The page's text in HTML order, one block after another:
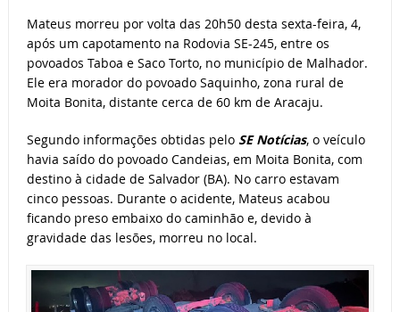
Mateus morreu por volta das 20h50 desta sexta-feira, 4,
após um capotamento na Rodovia SE-245, entre os
povoados Taboa e Saco Torto, no município de Malhador.
Ele era morador do povoado Saquinho, zona rural de
Moita Bonita, distante cerca de 60 km de Aracaju.
Segundo informações obtidas pelo SE Notícias, o veículo
havia saído do povoado Candeias, em Moita Bonita, com
destino à cidade de Salvador (BA). No carro estavam
cinco pessoas. Durante o acidente, Mateus acabou
ficando preso embaixo do caminhão e, devido à
gravidade das lesões, morreu no local.